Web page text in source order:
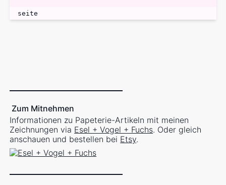
seite
Zum Mitnehmen
Informationen zu Papeterie-Artikeln mit meinen
Zeichnungen via Esel + Vogel + Fuchs. Oder gleich
anschauen und bestellen bei Etsy.